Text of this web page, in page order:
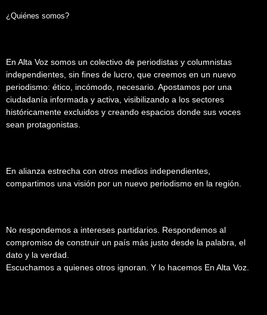
¿Quiénes somos?
En Alta Voz somos un colectivo de periodistas y columnistas
independientes, sin fines de lucro, que creemos en un nuevo
periodismo: ético, incómodo, necesario. Apostamos por una
ciudadanía informada y activa, visibilizando a los sectores
históricamente excluidos y creando espacios donde sus voces
sean protagonistas.
En alianza estrecha con otros medios independientes,
compartimos una visión por un nuevo periodismo en la región.
No respondemos a intereses partidarios. Respondemos al
compromiso de construir un país más justo desde la palabra, el
dato y la verdad.
Escuchamos a quienes otros ignoran. Y lo hacemos En Alta Voz.